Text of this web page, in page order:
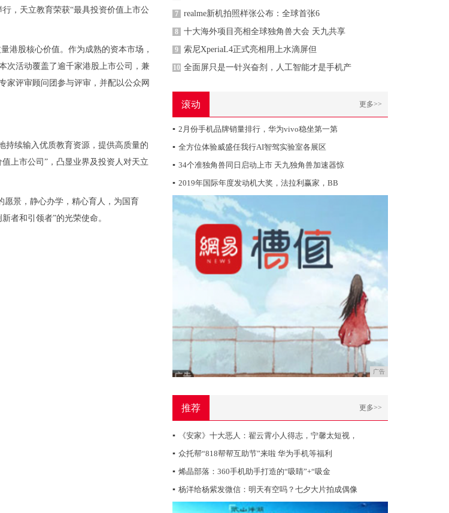
行，天立教育荣获“最具投资价值上市公
港股核心价值。作为成熟的资本市场，
次活动覆盖了逾千家港股上市公司，兼
家评审顾问团参与评审，并配以公众网
持续输入优质教育资源，提供高质量的
上市公司 ” ，凸显业界及投资人对天立
愿景，静心办学，精心育人，为国育
者和引领者”的光荣使命。
7 realme新机拍照样张公布：全球首张6
8 十大海外项目亮相全球独角兽大会 天九共享
9 索尼XperiaL4正式亮相用上水滴屏但
10 全面屏只是一针兴奋剂，人工智能才是手机产
滚动 更多>>
▪ 2月份手机品牌销量排行，华为vivo稳坐第一第
▪ 全方位体验威盛任我行AI智驾实验室各展区
▪ 34个准独角兽同日启动上市 天九独角兽加速器惊
▪ 2019年国际年度发动机大奖，法拉利赢家，BB
广告
推荐 更多>>
▪
《安家》十大恶人：翟云霄小人得志，宁馨太短视，
▪ 众托帮“818帮帮互助节”来啦 华为手机等福利
▪ 烯晶部落：360手机助手打造的“吸睛”+“吸金
▪ 杨洋给杨紫发微信：明天有空吗？七夕大片拍成偶像